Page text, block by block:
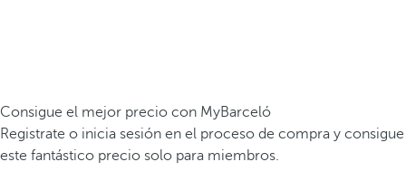
Consigue el mejor precio con MyBarceló
Registrate o inicia sesión en el proceso de compra y consigue
este fantástico precio solo para miembros.